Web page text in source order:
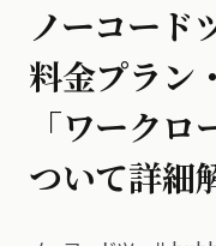
ノーコー
料金プラ
「ワーク
ついて​詳細